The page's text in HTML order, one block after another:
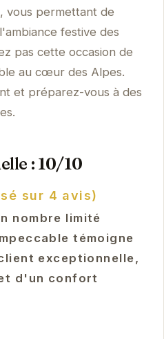
vous permettant de
festive des
pas cette occasion de
au cœur des Alpes.
et préparez-vous à des
: 10/10
sur 4 avis)
nombre limité
témoigne
exceptionnelle,
d'un confort